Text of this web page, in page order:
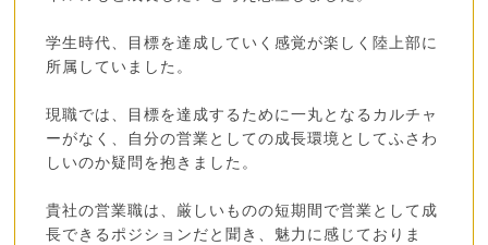
学生時代、目標を達成していく感覚が楽しく陸上部に
所属していました。
現職では、目標を達成するために一丸となるカルチャ
ーがなく、自分の営業としての成長環境としてふさわ
しいのか疑問を抱きました。
貴社の営業職は、厳しいものの短期間で営業として成
長できるポジションだと聞き、魅力に感じておりま